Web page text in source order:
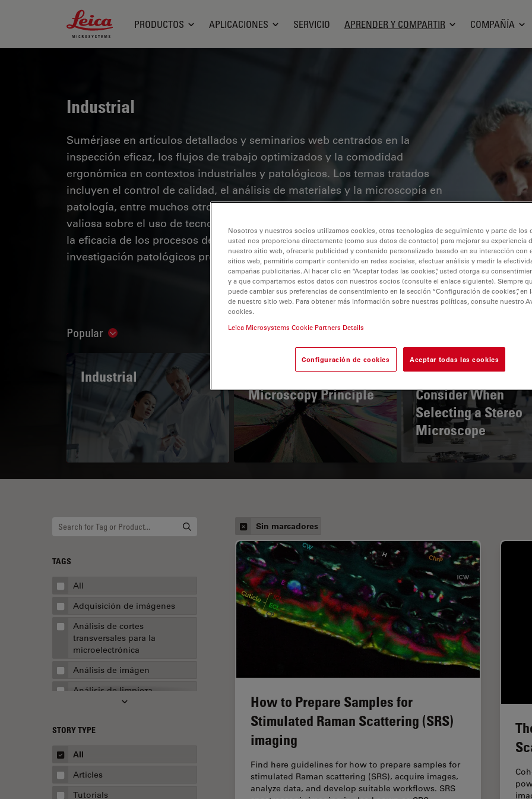
Leica Microsystems Logo
PRODUCTOS APLICACIONES SERVICIO APRENDER Y COMPARTIR COMPAÑÍA
Industrial
Sumérjase en artículos detallados y seminarios web centrados en la
inspección eficaz, los flujos de trabajo optimizados y la comodidad
ergonómica en contextos industriales y patológicos. Los temas tratados
incluyen el control de calidad, el análisis de materiales y la microscopía en
patología, entre muchos otros. Este es el lugar donde obtendrá información
valiosa sobre el uso de tecnologías de vanguardia para mejorar la precisión y
la eficacia de los procesos de fabricación, así como el diagnóstico y la
investigación patológicos precisos.
Popular Show subnavigation
Industrial
The Polarization
Microscopy Principle
Key Factors to
Consider When
Selecting a Stereo
Microscope
TAGS
All
Adquisición de imágenes
Análisis de cortes
transversales para la
microelectrónica
Análisis de imágen
Análisis de limpieza
Apertura numérica
AR Surgery
Automoción y transporte
Biofarmacia
STORY TYPE
All
Articles
Tutorials
Sin marcadores
How to Prepare Samples for
Stimulated Raman Scattering (SRS)
imaging
Find here guidelines for how to prepare samples for
stimulated Raman scattering (SRS), acquire images,
analyze data, and develop suitable workflows. SRS
Nosotros y nuestros socios utilizamos cookies, otras tecnologías de seguimiento y parte de los
usted nos proporciona directamente (como sus datos de contacto) para mejorar su experiencia
nuestro sitio web, ofrecerle publicidad y contenido personalizado basado en su interacción con
sitios web, permitirle compartir contenido en redes sociales, efectuar análisis y medir la
campañas publicitarias. Al hacer clic en “Aceptar todas las cookies”, usted otorga su
y a que compartamos estos datos con nuestros socios (consulte el enlace siguiente). Siempre
puede cambiar sus preferencias de consentimiento en la sección “Configuración de cookies”, en
de nuestro sitio web. Para obtener más información sobre nuestras políticas, consulte nuestro
cookies.
Leica Microsystems Cookie Partners Details
Configuración de cookies Aceptar todas las cookies